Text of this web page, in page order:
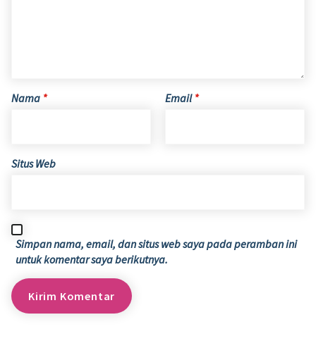
Nama * Email *
Situs Web
Simpan nama, email, dan situs web saya pada peramban ini
untuk komentar saya berikutnya.